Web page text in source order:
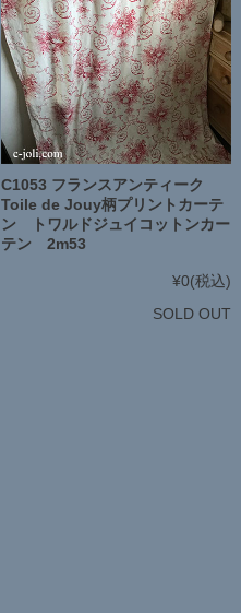
C1053 フランスアンティーク
Toile de Jouy柄プリントカーテ
ン トワルドジュイコットンカー
テン 2m53
¥0(税込)
SOLD OUT